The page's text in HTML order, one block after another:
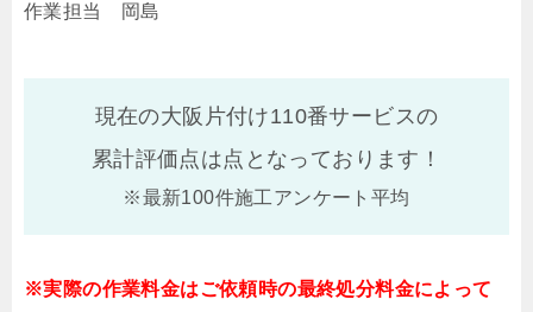
作業担当 岡島
現在の大阪片付け110番サービスの
累計評価点は点となっております！
※最新100件施工アンケート平均
※実際の作業料金はご依頼時の最終処分料金によって